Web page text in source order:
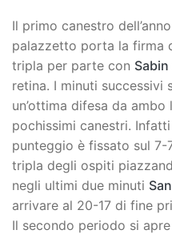
Il primo canestro
palazzetto porta la firma
tripla per parte con Sabin
retina. I minuti successivi
un’ottima difesa da
pochissimi canestri.
punteggio è fissato sul 7-
tripla degli ospiti
negli ultimi due minuti
arrivare al 20-17 di fine
Il secondo periodo si